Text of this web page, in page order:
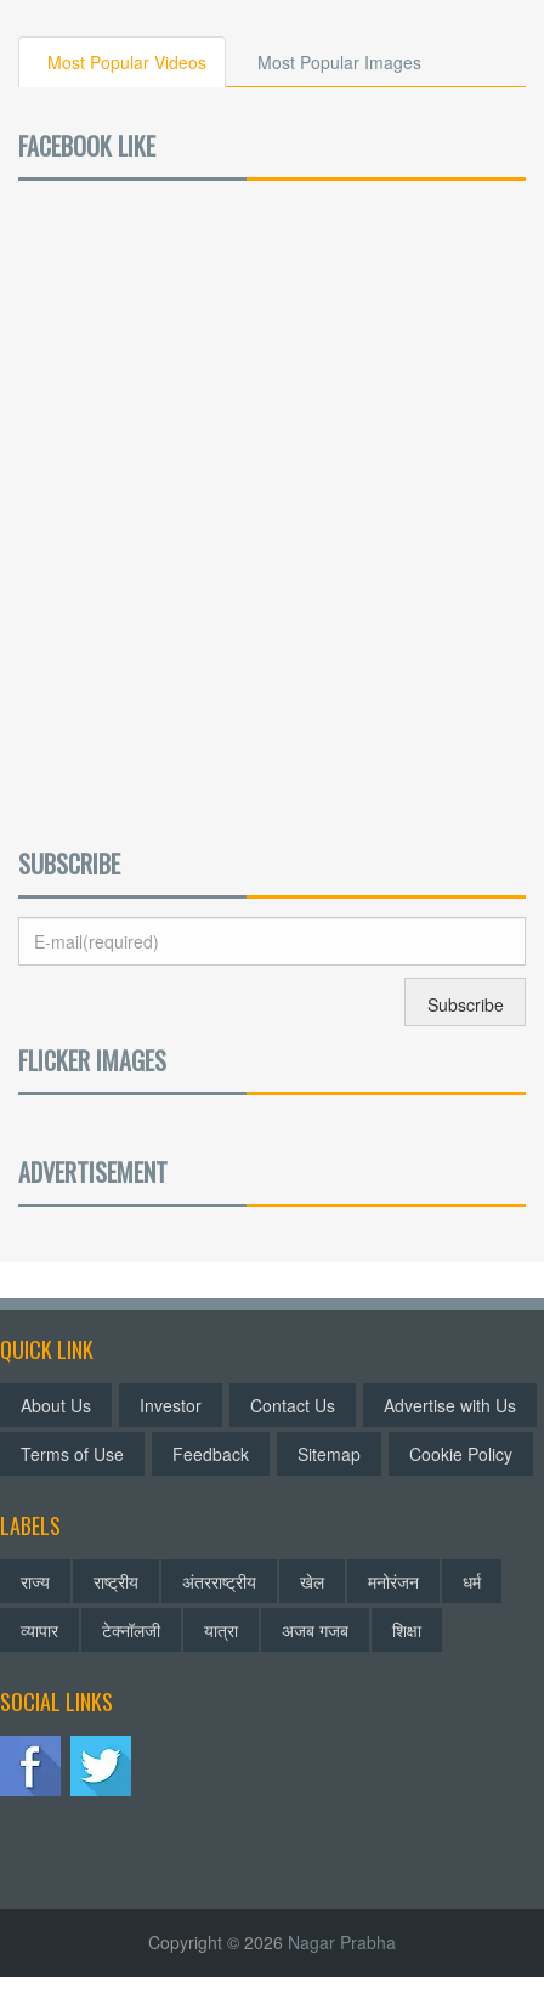
Most Popular Videos Most Popular Images
FACEBOOK LIKE
SUBSCRIBE
FLICKER IMAGES
ADVERTISEMENT
QUICK LINK
About Us Investor Contact Us
Advertise with Us
Terms of Use
Feedback Sitemap Cookie Policy
LABELS
राज्य राष्ट्रीय अंतरराष्ट्रीय खेल मनोरंजन
धर्म
व्यापार
टेक्नॉलजी यात्रा अजब गजब शिक्षा
SOCIAL LINKS
Copyright © 2026 Nagar Prabha